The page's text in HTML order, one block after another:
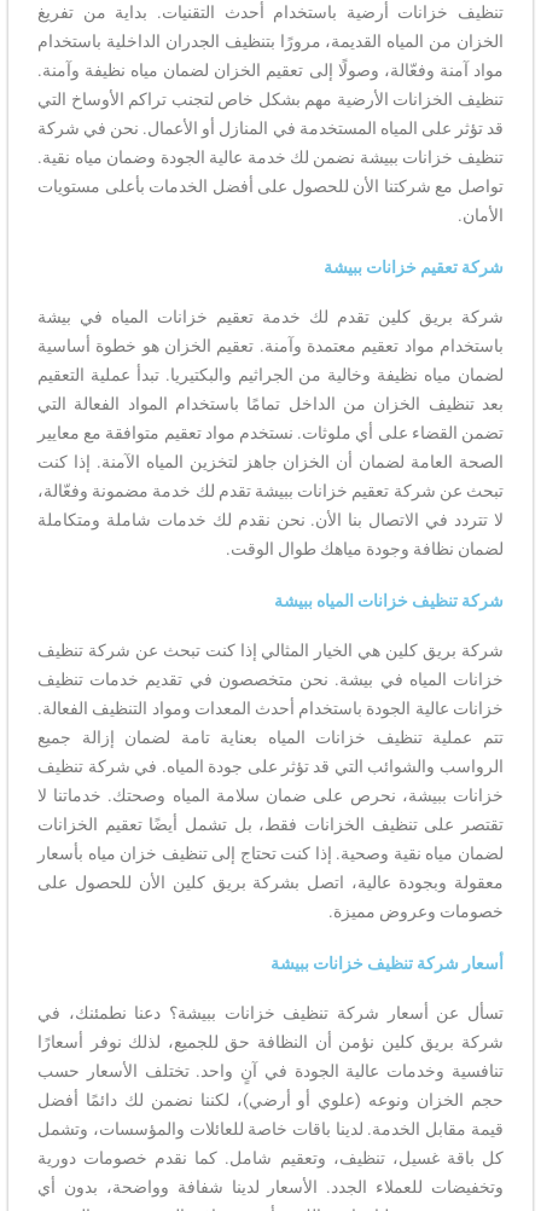
تنظيف خزانات أرضية باستخدام أحدث التقنيات. بداية من تفريغ
الخزان من المياه القديمة، مرورًا بتنظيف الجدران الداخلية باستخدام
مواد آمنة وفعّالة، وصولًا إلى تعقيم الخزان لضمان مياه نظيفة وآمنة.
تنظيف الخزانات الأرضية مهم بشكل خاص لتجنب تراكم الأوساخ التي
قد تؤثر على المياه المستخدمة في المنازل أو الأعمال. نحن في شركة
تنظيف خزانات ببيشة نضمن لك خدمة عالية الجودة وضمان مياه نقية.
تواصل مع شركتنا الأن للحصول على أفضل الخدمات بأعلى مستويات
الأمان.
شركة تعقيم خزانات ببيشة
شركة بريق كلين تقدم لك خدمة تعقيم خزانات المياه في بيشة
باستخدام مواد تعقيم معتمدة وآمنة. تعقيم الخزان هو خطوة أساسية
لضمان مياه نظيفة وخالية من الجراثيم والبكتيريا. تبدأ عملية التعقيم
بعد تنظيف الخزان من الداخل تمامًا باستخدام المواد الفعالة التي
تضمن القضاء على أي ملوثات. نستخدم مواد تعقيم متوافقة مع معايير
الصحة العامة لضمان أن الخزان جاهز لتخزين المياه الآمنة. إذا كنت
تبحث عن شركة تعقيم خزانات ببيشة تقدم لك خدمة مضمونة وفعّالة،
لا تتردد في الاتصال بنا الأن. نحن نقدم لك خدمات شاملة ومتكاملة
لضمان نظافة وجودة مياهك طوال الوقت.
شركة تنظيف خزانات المياه ببيشة
شركة بريق كلين هي الخيار المثالي إذا كنت تبحث عن شركة تنظيف
خزانات المياه في بيشة. نحن متخصصون في تقديم خدمات تنظيف
خزانات عالية الجودة باستخدام أحدث المعدات ومواد التنظيف الفعالة.
تتم عملية تنظيف خزانات المياه بعناية تامة لضمان إزالة جميع
الرواسب والشوائب التي قد تؤثر على جودة المياه. في شركة تنظيف
خزانات ببيشة، نحرص على ضمان سلامة المياه وصحتك. خدماتنا لا
تقتصر على تنظيف الخزانات فقط، بل تشمل أيضًا تعقيم الخزانات
لضمان مياه نقية وصحية. إذا كنت تحتاج إلى تنظيف خزان مياه بأسعار
معقولة وبجودة عالية، اتصل بشركة بريق كلين الأن للحصول على
خصومات وعروض مميزة.
أسعار شركة تنظيف خزانات ببيشة
تسأل عن أسعار شركة تنظيف خزانات ببيشة؟ دعنا نطمئنك، في
شركة بريق كلين نؤمن أن النظافة حق للجميع، لذلك نوفر أسعارًا
تنافسية وخدمات عالية الجودة في آنٍ واحد. تختلف الأسعار حسب
حجم الخزان ونوعه (علوي أو أرضي)، لكننا نضمن لك دائمًا أفضل
قيمة مقابل الخدمة. لدينا باقات خاصة للعائلات والمؤسسات، وتشمل
كل باقة غسيل، تنظيف، وتعقيم شامل. كما نقدم خصومات دورية
وتخفيضات للعملاء الجدد. الأسعار لدينا شفافة وواضحة، بدون أي